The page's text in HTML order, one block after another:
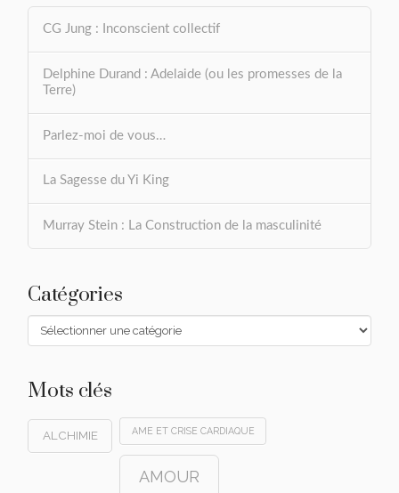
CG Jung : Inconscient collectif
Delphine Durand : Adelaide (ou les promesses de la
Terre)
Parlez-moi de vous…
La Sagesse du Yi King
Murray Stein : La Construction de la masculinité
Catégories
Catégories
Mots clés
ALCHIMIE AME ET CRISE CARDIAQUE
AMOUR